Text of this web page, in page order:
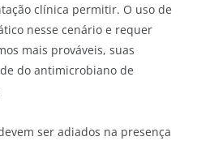
clínica permitir. O uso de
nesse cenário e requer
mais prováveis, suas
do antimicrobiano de
ser adiados na presença